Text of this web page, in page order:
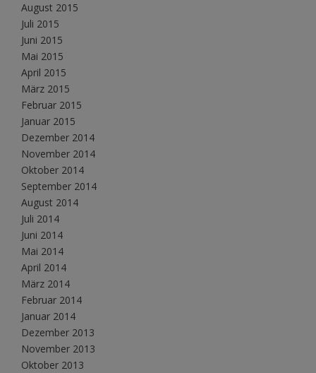
August 2015
Juli 2015
Juni 2015
Mai 2015
April 2015
März 2015
Februar 2015
Januar 2015
Dezember 2014
November 2014
Oktober 2014
September 2014
August 2014
Juli 2014
Juni 2014
Mai 2014
April 2014
März 2014
Februar 2014
Januar 2014
Dezember 2013
November 2013
Oktober 2013